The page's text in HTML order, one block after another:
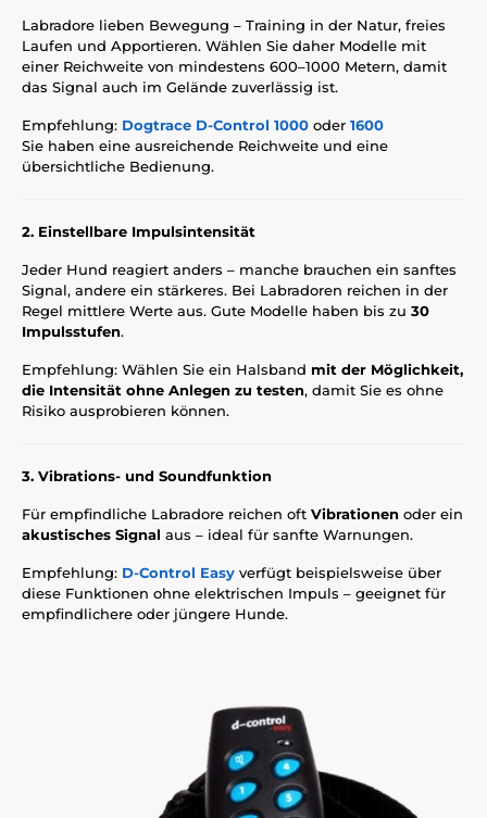
Labradore lieben Bewegung – Training in der Natur, freies
Laufen und Apportieren. Wählen Sie daher Modelle mit
einer Reichweite von mindestens 600–1000 Metern, damit
das Signal auch im Gelände zuverlässig ist.
Empfehlung: Dogtrace D-Control 1000 oder 1600
Sie haben eine ausreichende Reichweite und eine
übersichtliche Bedienung.
2. Einstellbare Impulsintensität
Jeder Hund reagiert anders – manche brauchen ein sanftes
Signal, andere ein stärkeres. Bei Labradoren reichen in der
Regel mittlere Werte aus. Gute Modelle haben bis zu 30
Impulsstufen.
Empfehlung: Wählen Sie ein Halsband mit der Möglichkeit,
die Intensität ohne Anlegen zu testen, damit Sie es ohne
Risiko ausprobieren können.
3. Vibrations- und Soundfunktion
Für empfindliche Labradore reichen oft Vibrationen oder ein
akustisches Signal aus – ideal für sanfte Warnungen.
Empfehlung: D-Control Easy verfügt beispielsweise über
diese Funktionen ohne elektrischen Impuls – geeignet für
empfindlichere oder jüngere Hunde.